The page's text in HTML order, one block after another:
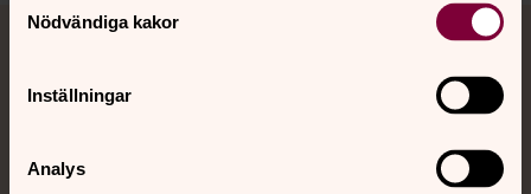
Nödvändiga kakor
Inställningar
Analys
Tillbaka till toppen
Tillbaka till innehållet
Akut samtals- och krisstöd. Prata eller chatta anonymt